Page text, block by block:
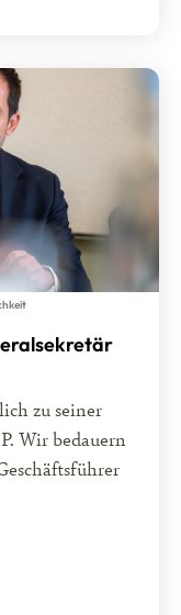
zu seiner
Wir bedauern